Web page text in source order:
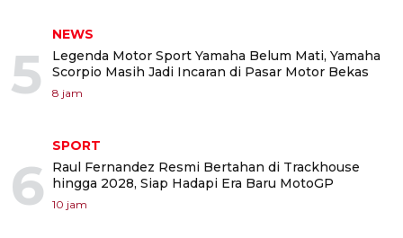
5
NEWS
Legenda Motor Sport Yamaha Belum Mati, Yamaha
Scorpio Masih Jadi Incaran di Pasar Motor Bekas
8 jam
6
SPORT
Raul Fernandez Resmi Bertahan di Trackhouse
hingga 2028, Siap Hadapi Era Baru MotoGP
10 jam